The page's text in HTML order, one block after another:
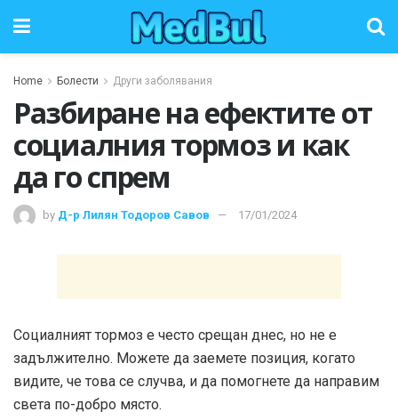
Home Болести Други заболявания
Разбиране на ефектите от
социалния тормоз и как
да го спрем
by Д-р Лилян Тодоров Савов 17/01/2024
Социалният тормоз е често срещан днес, но не е
задължително. Можете да заемете позиция, когато
видите, че това се случва, и да помогнете да направим
света по-добро място.